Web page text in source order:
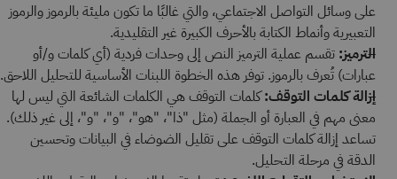
على وسائل التواصل الاجتماعي، والتي غالبًا ما تكون مليئة بالرموز والرموز
التعبيرية وأنماط الكتابة بالأحرف الكبيرة غير التقليدية.
الترميز: تقسم عملية الترميز النص إلى وحدات فردية (أي كلمات و/أو
عبارات) تُعرف بالرموز. توفر هذه الخطوة اللبنات الأساسية للتحليل اللاحق.
إزالة كلمات التوقف:كلمات التوقف هي الكلمات الشائعة التي ليس لها
معنى مهم في العبارة أو الجملة (مثل "ذا"، "هو"، "و"، "و"، إلى غير ذلك).
تساعد إزالة كلمات التوقف على تقليل الضوضاء في البيانات وتحسين
الدقة في مرحلة التحليل.